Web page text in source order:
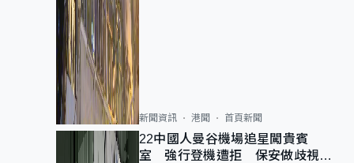
新聞資訊 港聞 首頁新聞
22中國人曼谷機場追星闖貴賓
室 強行登機遭拒 保安做歧視手